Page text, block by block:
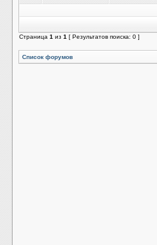
Страница 1 из 1 [ Результатов поиска: 0 ]
Список форумов